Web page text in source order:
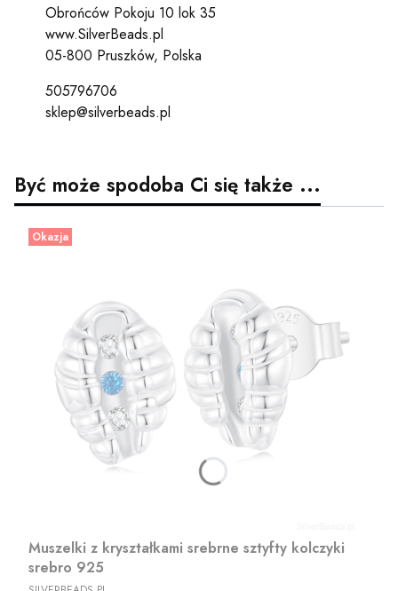
Obrońców Pokoju 10 lok 35
www.SilverBeads.pl
05-800 Pruszków, Polska
505796706
sklep@silverbeads.pl
Być może spodoba Ci się także ...
Okazja
Muszelki z kryształkami srebrne sztyfty kolczyki
srebro 925
PRODUCENT